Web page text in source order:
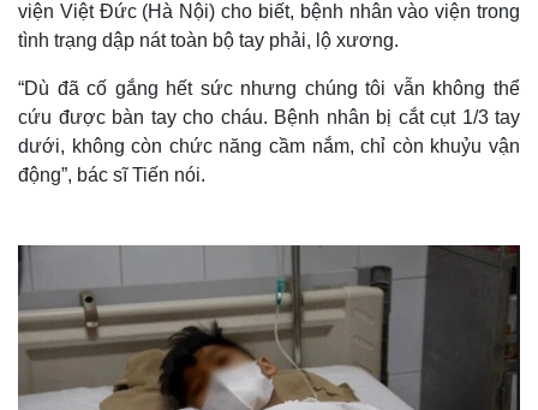
viện Việt Đức (Hà Nội) cho biết, bệnh nhân vào viện trong
tình trạng dập nát toàn bộ tay phải, lộ xương.
“Dù đã cố gắng hết sức nhưng chúng tôi vẫn không thể
cứu được bàn tay cho cháu. Bệnh nhân bị cắt cụt 1/3 tay
dưới, không còn chức năng cầm nắm, chỉ còn khuỷu vận
động”, bác sĩ Tiến nói.